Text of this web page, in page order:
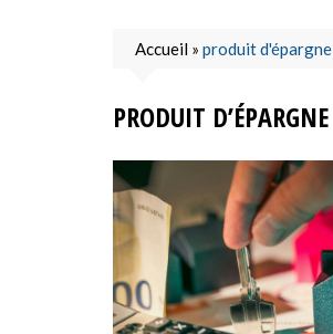
Accueil » produit d'épargne
PRODUIT D’ÉPARGNE